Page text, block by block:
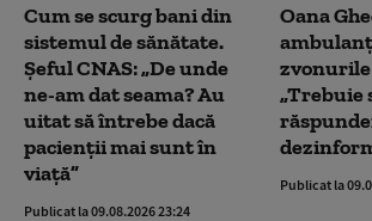
Cum se scurg bani din
sistemul de sănătate.
Șeful CNAS: „De unde
ne-am dat seama? Au
uitat să întrebe dacă
pacienții mai sunt în
viață”
Publicat la 09.08.2026 23:24
Oana
zvonurile
„Trebuie
Publicat la